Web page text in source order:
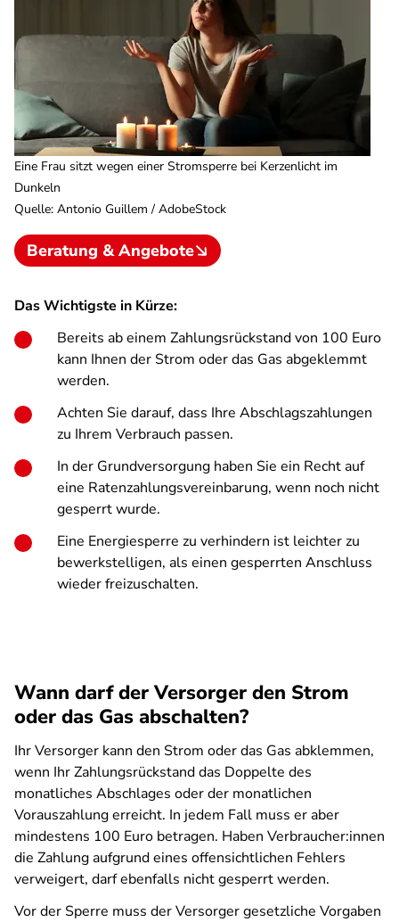
Eine Frau sitzt wegen einer Stromsperre bei Kerzenlicht im
Dunkeln
Quelle: Antonio Guillem / AdobeStock
Beratung & Angebote
Das Wichtigste in Kürze:
Bereits ab einem Zahlungsrückstand von 100 Euro
kann Ihnen der Strom oder das Gas abgeklemmt
werden.
Achten Sie darauf, dass Ihre Abschlagszahlungen
zu Ihrem Verbrauch passen.
In der Grundversorgung haben Sie ein Recht auf
eine Ratenzahlungsvereinbarung, wenn noch nicht
gesperrt wurde.
Eine Energiesperre zu verhindern ist leichter zu
bewerkstelligen, als einen gesperrten Anschluss
wieder freizuschalten.
Wann darf der Versorger den Strom
oder das Gas abschalten?
Ihr Versorger kann den Strom oder das Gas abklemmen,
wenn Ihr Zahlungsrückstand das Doppelte des
monatliches Abschlages oder der monatlichen
Vorauszahlung erreicht. In jedem Fall muss er aber
mindestens 100 Euro betragen. Haben Verbraucher:innen
die Zahlung aufgrund eines offensichtlichen Fehlers
verweigert, darf ebenfalls nicht gesperrt werden.
Vor der Sperre muss der Versorger gesetzliche Vorgaben